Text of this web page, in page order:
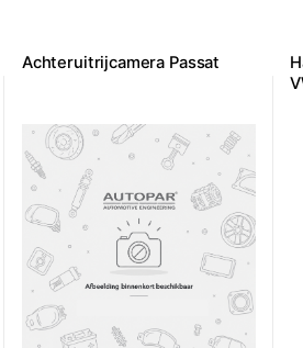
Achteruitrijcamera Passat